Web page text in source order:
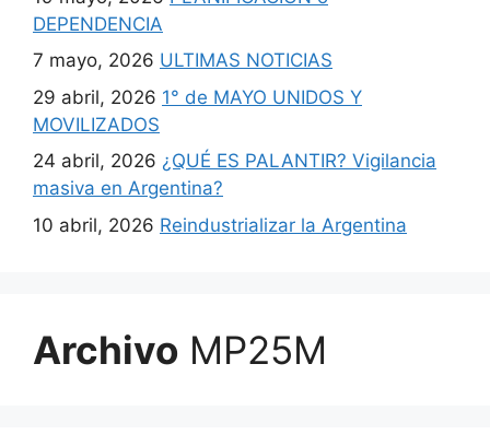
DEPENDENCIA
7 mayo, 2026 ULTIMAS NOTICIAS
29 abril, 2026 1° de MAYO UNIDOS Y
MOVILIZADOS
24 abril, 2026 ¿QUÉ ES PALANTIR? Vigilancia
masiva en Argentina?
10 abril, 2026 Reindustrializar la Argentina
Archivo MP25M